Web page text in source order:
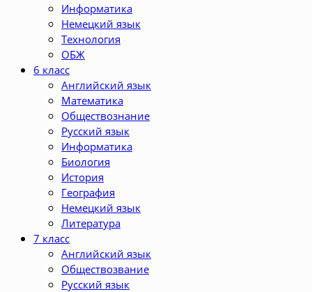
Информатика
Немецкий язык
Технология
ОБЖ
6 класс
Английский язык
Математика
Обществознание
Русский язык
Информатика
Биология
История
География
Немецкий язык
Литература
7 класс
Английский язык
Обществозвание
Русский язык